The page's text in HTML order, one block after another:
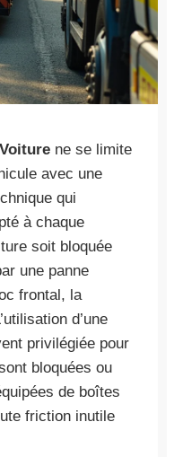
ne se limite
avec une
qui
à chaque
soit bloquée
une panne
frontal, la
d’une
privilégiée pour
bloquées ou
de boîtes
friction inutile